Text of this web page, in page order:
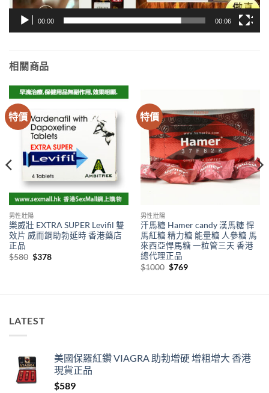
00:00 00:06
相關商品
特價
男性壯陽
樂威壯 EXTRA SUPER Levifil 雙
效片 威而鋼助勃延時 香港藥店
正品
$580 Original
$378Current
特價
男性壯陽
汗馬糖 Hamer candy 漢馬糖 悍
馬紅糖 精力糖 能量糖 人參糖 馬
來西亞悍馬糖 一粒管三天 香港
總代理正品
$1000 Original
$769Current
LATEST
美國保羅紅鑽 VIAGRA 助勃增硬 增粗增大 香港
現貨正品
$589